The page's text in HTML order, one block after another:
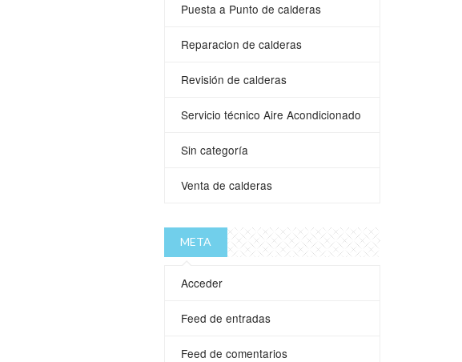
Puesta a Punto de calderas
Reparacion de calderas
Revisión de calderas
Servicio técnico Aire Acondicionado
Sin categoría
Venta de calderas
META
Acceder
Feed de entradas
Feed de comentarios